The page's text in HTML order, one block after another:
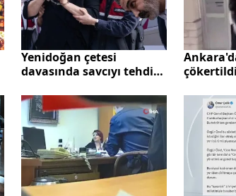
Yenidoğan çetesi
davasında savcıyı tehdit
itiraz